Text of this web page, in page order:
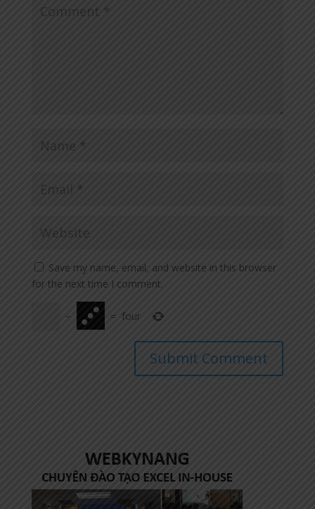
Save my name, email, and website in this browser
for the next time I comment.
− = four